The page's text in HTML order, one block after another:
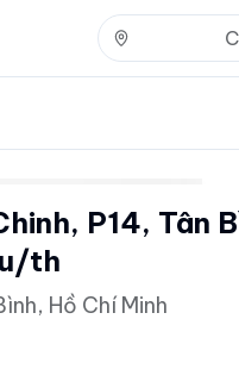
P14, Tân
th
Hồ Chí Minh